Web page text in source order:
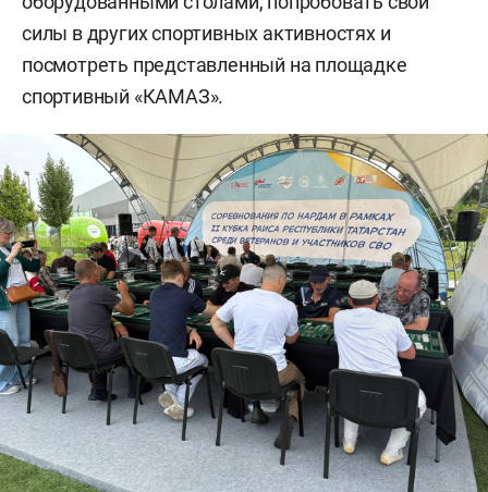
силы в других спортивных активностях и
посмотреть представленный на площадке
спортивный «КАМАЗ».